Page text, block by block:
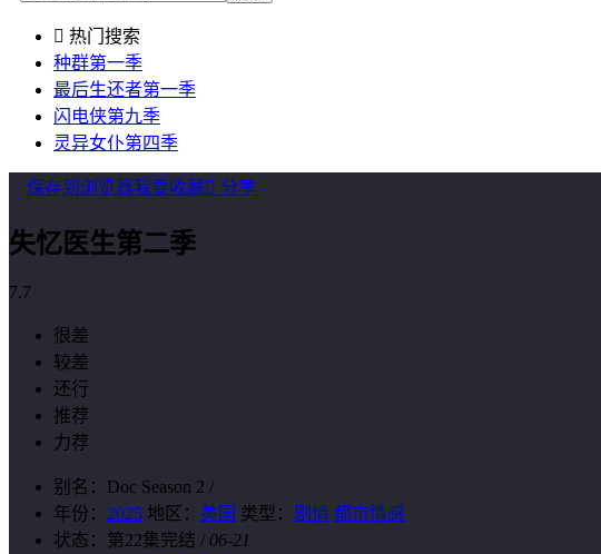
 热门搜索
种群第一季
最后生还者第一季
闪电侠第九季
灵异女仆第四季
保存到浏览器我要收藏 分享
失忆医生第二季
7.7
很差
较差
还行
推荐
力荐
别名： Doc Season 2 /
年份： 2025 地区： 美国 类型： 剧情 都市情感
状态： 第22集完结 / 06-21